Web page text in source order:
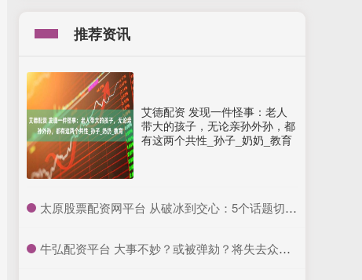
推荐资讯
艾德配资 发现一件怪事：老人
带大的孩子，无论亲孙外孙，都
有这两个共性_孙子_奶奶_教育
​太原股票配资网平台 从破冰到交心：5个话题切入法让中年女性主动聊下去
​牛弘配资平台 大事不妙？或被弹劾？将失去众议院多数席位？特朗普授权打伊朗核设施或违宪